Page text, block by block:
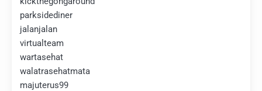
parksidediner
jalanjalan
virtualteam
wartasehat
walatrasehatmata
majuterus99